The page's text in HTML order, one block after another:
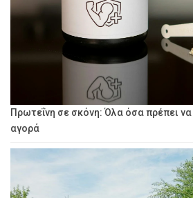
Πρωτεΐνη σε σκόνη: Όλα όσα πρέπει να
αγορά